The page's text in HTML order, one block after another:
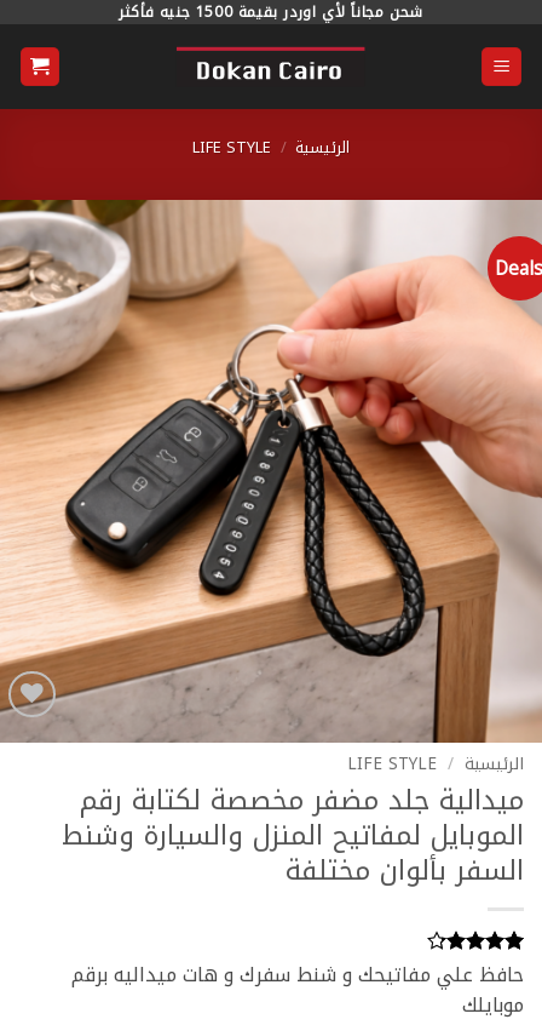
شحن مجاناً لأي اوردر بقيمة 1500 جنيه فأكثر
الرئيسية /
LIFE STYLE
Add to
الرئيسية LIFE STYLE
ميدالية جلد مضفر مخصصة لكتابة رقم
الموبايل لمفاتيح المنزل والسيارة وشنط
السفر بألوان مختلفة
تم التقييم
5 بناءً
حافظ علي مفاتيحك و شنط سفرك و هات ميداليه برقم
موبايلك